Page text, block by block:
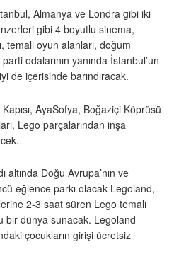
Almanya ve Londra gibi iki
gibi 4 boyutlu sinema,
temalı oyun alanları, doğum
odalarının yanında İstanbul’un
de içerisinde barındıracak.
AyaSofya, Boğaziçi Köprüsü
Lego parçalarından inşa
Doğu Avrupa’nın ve
eğlence parkı olacak Legoland,
2-3 saat süren Lego temalı
bir dünya sunacak. Legoland
çocukların girişi ücretsiz